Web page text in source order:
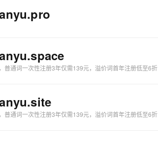
.pro
.space
普通词一次性注册3年仅需139元，溢价词首年注册低至6折
.site
普通词一次性注册3年仅需139元，溢价词首年注册低至6折